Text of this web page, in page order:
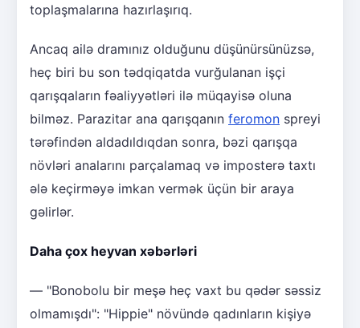
toplaşmalarına hazırlaşırıq.
Ancaq ailə dramınız olduğunu düşünürsünüzsə,
heç biri bu son tədqiqatda vurğulanan işçi
qarışqaların fəaliyyətləri ilə müqayisə oluna
bilməz. Parazitar ana qarışqanın feromon spreyi
tərəfindən aldadıldıqdan sonra, bəzi qarışqa
növləri analarını parçalamaq və imposterə taxtı
ələ keçirməyə imkan vermək üçün bir araya
gəlirlər.
Daha çox heyvan xəbərləri
— "Bonobolu bir meşə heç vaxt bu qədər səssiz
olmamışdı": "Hippie" növündə qadınların kişiyə